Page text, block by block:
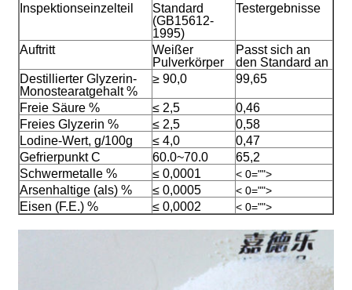
Inspektionseinzelteil
Standard
(GB15612-
1995)
Testergebnisse
Auftritt
Weißer
Pulverkörper
Passt sich an
den Standard an
Destillierter Glyzerin-
Monostearatgehalt %
≥ 90,0 99,65
Freie Säure % ≤ 2,5
0,46
Freies Glyzerin %
≤ 2,5
0,58
Lodine-Wert, g/100g
≤ 4,0
0,47
Gefrierpunkt C
60.0~70.0
65,2
Schwermetalle %
≤ 0,0001 < 0="">
Arsenhaltige (als) % ≤ 0,0005 < 0="">
Eisen (F.E.) % ≤ 0,0002 < 0="">